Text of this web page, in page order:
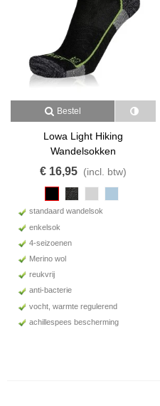
Dunne wandelsokken zijn geschikt
wandelschoen.
Lees voor u wandelsokken gaat
Bestel
Lowa Light Hiking
Wandelsokken
€ 16,95 (incl. btw)
standaard wandelsok
enkelsok
4-seizoenen
Merino wol
reukvrij
anti-bacterie
vocht, warmte regulerend
achillespees bescherming